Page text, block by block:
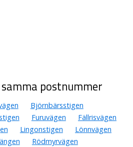
postnummer
Björnbärsstigen
Furuvägen
Fällrisvägen
Lingonstigen
Lönnvägen
Rödmyrvägen